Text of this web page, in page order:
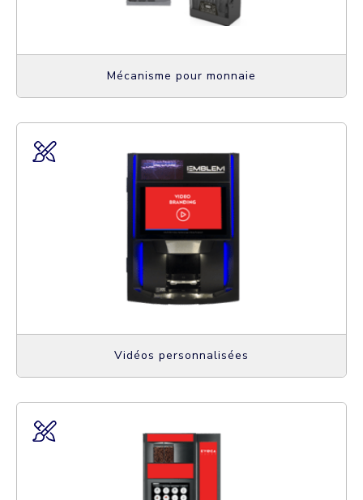
Mécanisme pour monnaie
Vidéos personnalisées